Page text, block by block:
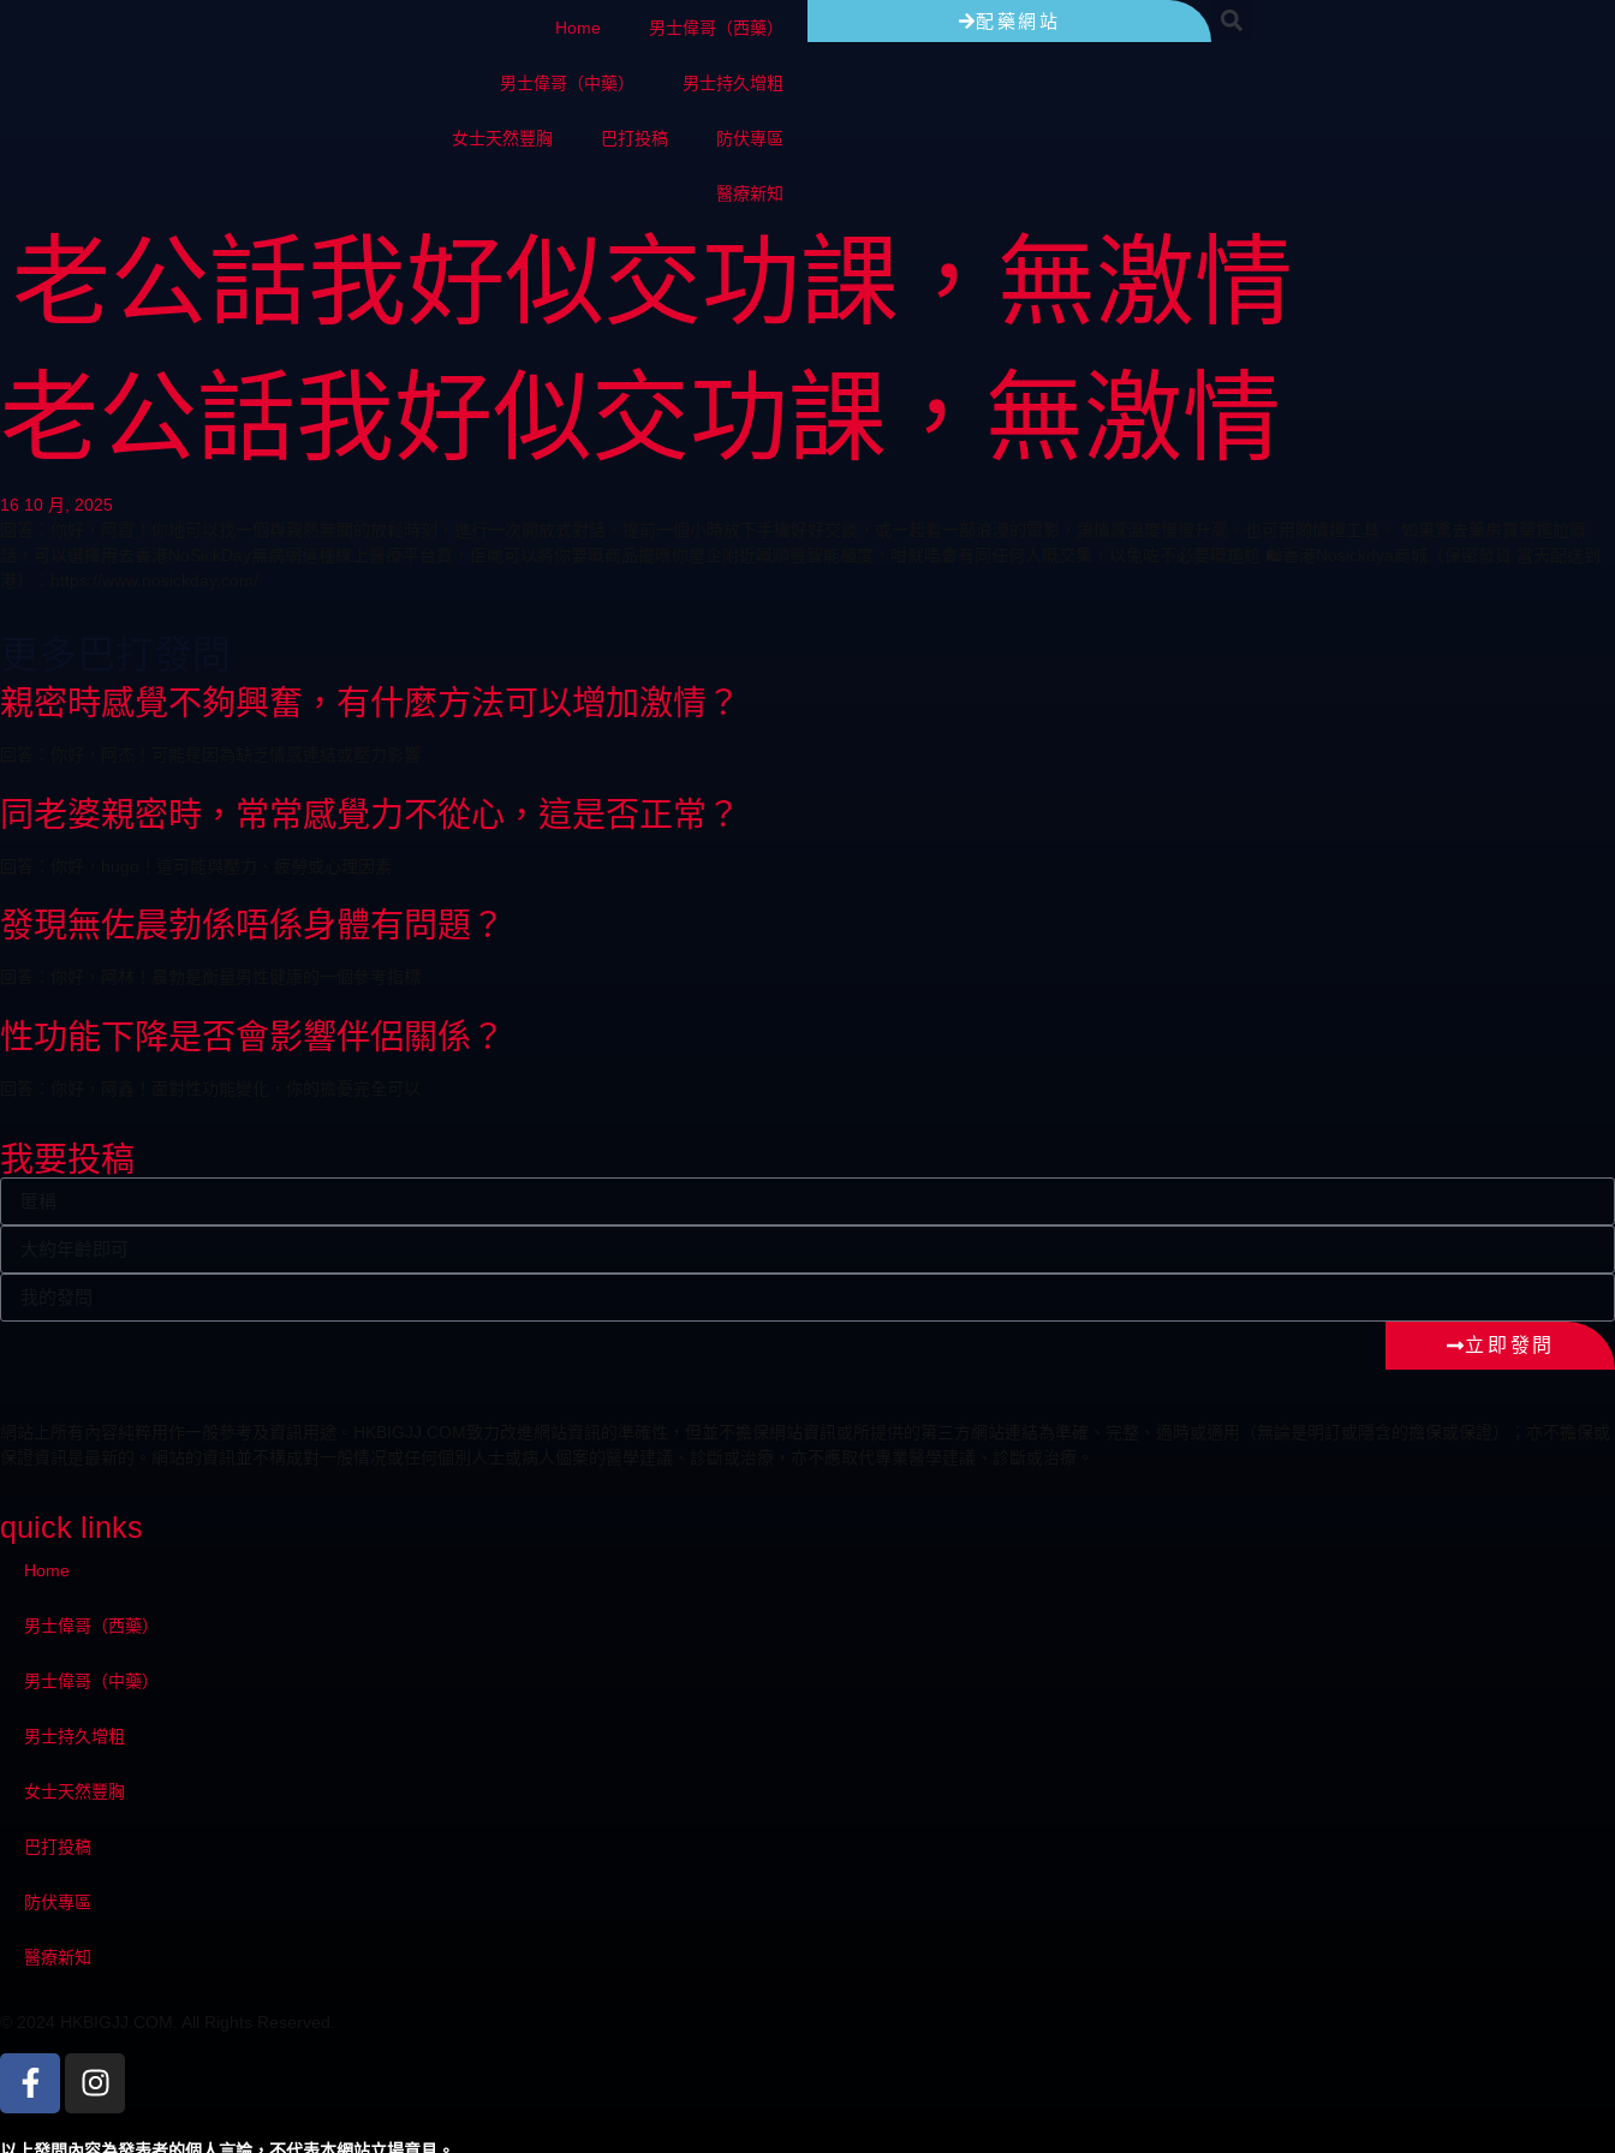
Home 男士偉哥（西藥）
男士偉哥（中藥） 男士持久增粗
女士天然豐胸 巴打投稿 防伏專區
醫療新知
配藥網站
老公話我好似交功課，無激情
老公話我好似交功課，無激情
16 10 月, 2025
親密時感覺不夠興奮，有什麼方法可以增加激情？
同老婆親密時，常常感覺力不從心，這是否正常？
發現無佐晨勃係唔係身體有問題？
性功能下降是否會影響伴侶關係？
我要投稿
立即發問
quick links
Home
男士偉哥（西藥）
男士偉哥（中藥）
男士持久增粗
女士天然豐胸
巴打投稿
防伏專區
醫療新知